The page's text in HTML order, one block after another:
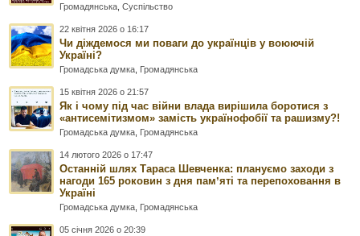
Громадянська,Суспільство
22 квітня 2026 о 16:17
Чи діждемося ми поваги до українців у воюючій
Україні?
Громадська думка, Громадянська
15 квітня 2026 о 21:57
Як і чому під час війни влада вирішила боротися з
«антисемітизмом» замість українофобії та рашизму?!
Громадська думка, Громадянська
14 лютого 2026 о 17:47
Останній шлях Тараса Шевченка: плануємо заходи з
нагоди 165 роковин з дня памʼяті та перепоховання в
Україні
Громадська думка, Громадянська
05 січня 2026 о 20:39